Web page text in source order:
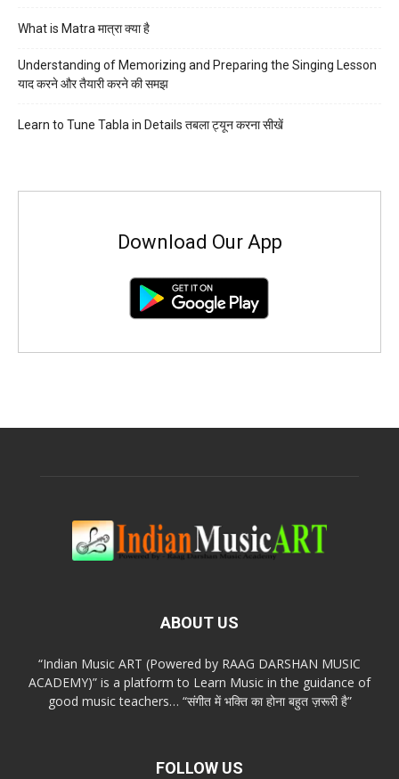
What is Matra मात्रा क्या है
Understanding of Memorizing and Preparing the Singing Lesson
याद करने और तैयारी करने की समझ
Learn to Tune Tabla in Details तबला ट्यून करना सीखें
Download Our App
ABOUT US
“Indian Music ART (Powered by RAAG DARSHAN MUSIC
ACADEMY)” is a platform to Learn Music in the guidance of
good music teachers… “संगीत में भक्ति का होना बहुत ज़रूरी है”
FOLLOW US